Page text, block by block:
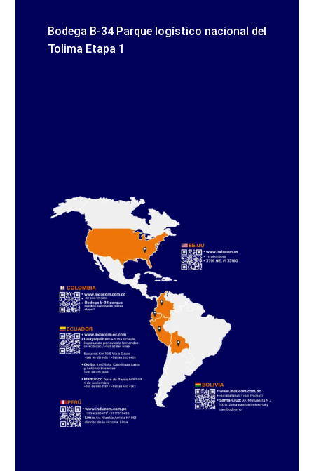
Bodega B-34 Parque logístico nacional del
Tolima Etapa 1